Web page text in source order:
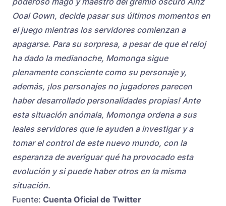
Ooal Gown, decide pasar sus últimos momentos en
el juego mientras los servidores comienzan a
apagarse. Para su sorpresa, a pesar de que el reloj
ha dado la medianoche, Momonga sigue
plenamente consciente como su personaje y,
además, ¡los personajes no jugadores parecen
haber desarrollado personalidades propias! Ante
esta situación anómala, Momonga ordena a sus
leales servidores que le ayuden a investigar y a
tomar el control de este nuevo mundo, con la
esperanza de averiguar qué ha provocado esta
evolución y si puede haber otros en la misma
situación.
Fuente: Cuenta Oficial de Twitter